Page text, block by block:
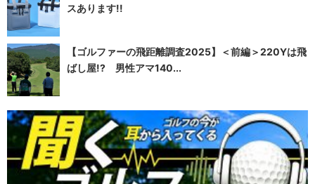
スあります!!
【ゴルファーの飛距離調査2025】＜前編＞220Yは飛
ばし屋!? 男性アマ140...